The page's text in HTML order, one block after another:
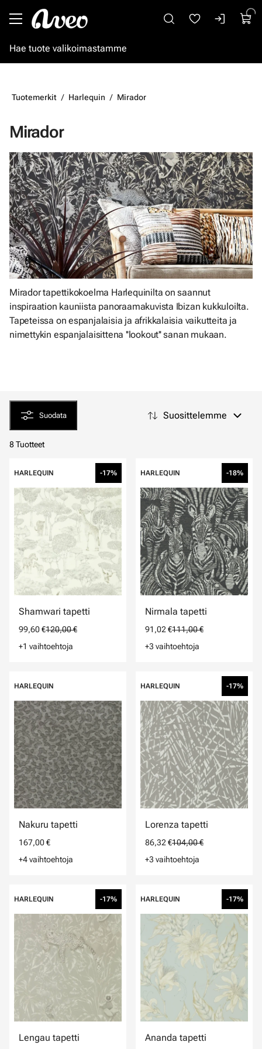
Tuotemerkit Harlequin Mirador
Mirador
Mirador tapettikokoelma Harlequinilta on saannut
inspiraation kauniista panoraamakuvista Ibizan kukkuloilta.
Tapeteissa on espanjalaisia ja afrikkalaisia vaikutteita ja
nimettykin espanjalaisittena ''lookout'' sanan mukaan.
Suodata Suosittelemme
8 Tuotteet
HARLEQUIN -17%
Shamwari tapetti
99,60 €120,00 €
+1 vaihtoehtoja
HARLEQUIN -18%
Nirmala tapetti
91,02 €111,00 €
+3 vaihtoehtoja
HARLEQUIN
Nakuru tapetti
167,00 €
+4 vaihtoehtoja
HARLEQUIN -17%
Lorenza tapetti
86,32 €104,00 €
+3 vaihtoehtoja
HARLEQUIN -17%
Lengau tapetti
HARLEQUIN -17%
Ananda tapetti